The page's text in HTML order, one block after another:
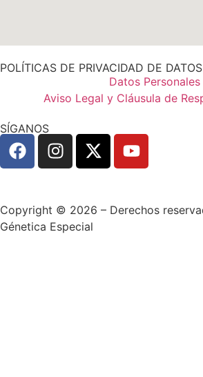
POLÍTICAS DE PRIVACIDAD DE DATOS
Datos Personales
Aviso Legal y Cláusula de
SÍGANOS
Copyright © 2026 – Derechos
Génetica Especial